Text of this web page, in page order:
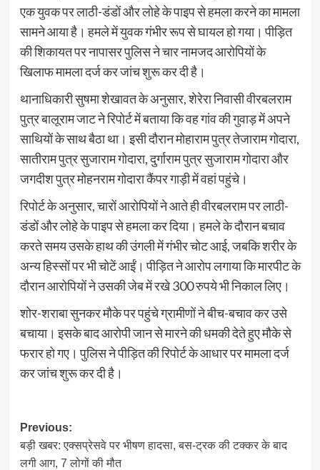
एक युवक पर लाठी-डंडों और लोहे के पाइप से हमला करने का मामला
सामने आया है। हमले में युवक गंभीर रूप से घायल हो गया। पीड़ित
की शिकायत पर नापासर पुलिस ने चार नामजद आरोपियों के
खिलाफ मामला दर्ज कर जांच शुरू कर दी है।
थानाधिकारी सुषमा शेखावत के अनुसार, शेरेरा निवासी वीरबलराम
पुत्र बालूराम जाट ने रिपोर्ट में बताया कि वह गांव की गुवाड़ में अपने
साथियों के साथ बैठा था। इसी दौरान मोहाराम पुत्र तेजाराम गोदारा,
सातीराम पुत्र सुजाराम गोदारा, दुर्गाराम पुत्र सुजाराम गोदारा और
जगदीश पुत्र मोहनराम गोदारा कैंपर गाड़ी में वहां पहुंचे।
रिपोर्ट के अनुसार, चारों आरोपियों ने आते ही वीरबलराम पर लाठी-
डंडों और लोहे के पाइप से हमला कर दिया। हमले के दौरान बचाव
करते समय उसके हाथ की उंगली में गंभीर चोट आई, जबकि शरीर के
अन्य हिस्सों पर भी चोटें आईं। पीड़ित ने आरोप लगाया कि मारपीट के
दौरान आरोपियों ने उसकी जेब में रखे 300 रुपये भी निकाल लिए।
शोर-शराबा सुनकर मौके पर पहुंचे ग्रामीणों ने बीच-बचाव कर उसे
बचाया। इसके बाद आरोपी जान से मारने की धमकी देते हुए मौके से
फरार हो गए। पुलिस ने पीड़ित की रिपोर्ट के आधार पर मामला दर्ज
कर जांच शुरू कर दी है।
Post
navigation
Previous:
बड़ी खबर: एक्सप्रेसवे पर भीषण हादसा, बस-ट्रक की टक्कर के बाद
लगी आग, 7 लोगों की मौत